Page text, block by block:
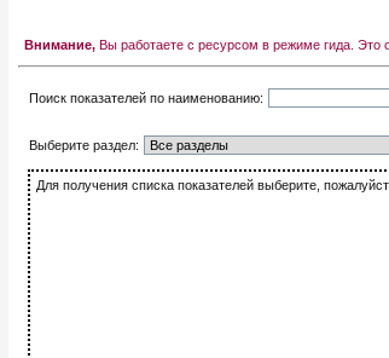
Внимание, Вы работаете с ресурсом в режиме гида. Это
Поиск показателей по наименованию:
Выберите раздел:
Для получения списка показателей выберите,